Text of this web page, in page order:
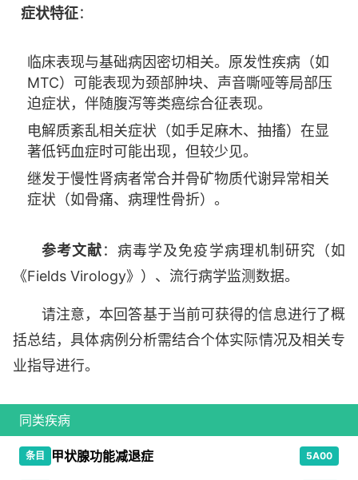
症状特征：
临床表现与基础病因密切相关。原发性疾病（如
MTC）可能表现为颈部肿块、声音嘶哑等局部压
迫症状，伴随腹泻等类癌综合征表现。
电解质紊乱相关症状（如手足麻木、抽搐）在显
著低钙血症时可能出现，但较少见。
继发于慢性肾病者常合并骨矿物质代谢异常相关
症状（如骨痛、病理性骨折）。
参考文献：病毒学及免疫学病理机制研究（如
《Fields Virology》）、流行病学监测数据。
请注意，本回答基于当前可获得的信息进行了概
括总结，具体病例分析需结合个体实际情况及相关专
业指导进行。
同类疾病
条目 甲状腺功能减退症 5A00